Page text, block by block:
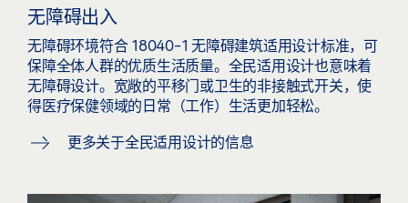
无障碍出入
无障碍环境符合 18040-1 无障碍建筑适用设计标准，可
保障全体人群的优质生活质量。全民适用设计也意味着
无障碍设计。宽敞的平移门或卫生的非接触式开关，使
得医疗保健领域的日常（工作）生活更加轻松。
更多关于全民适用设计的信息